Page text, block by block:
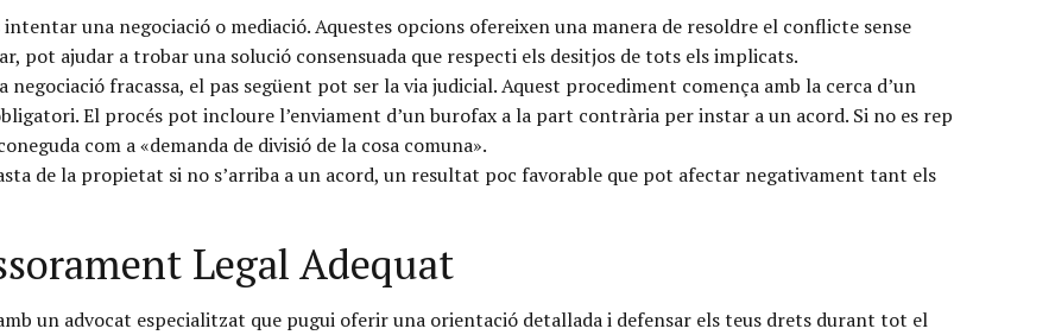
intentar una negociació o mediació. Aquestes opcions ofereixen una manera de resoldre el conflicte sense
pot ajudar a trobar una solució consensuada que respecti els desitjos de tots els implicats.
negociació fracassa, el pas següent pot ser la via judicial. Aquest procediment comença amb la cerca d’un
El procés pot incloure l’enviament d’un burofax a la part contrària per instar a un acord. Si no es rep
com a «demanda de divisió de la cosa comuna».
de la propietat si no s’arriba a un acord, un resultat poc favorable que pot afectar negativament tant els
Legal Adequat
un advocat especialitzat que pugui oferir una orientació detallada i defensar els teus drets durant tot el